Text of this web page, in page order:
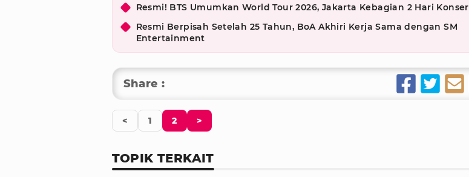
Resmi! BTS Umumkan World Tour 2026, Jakarta Kebagian 2 Hari Konser
Resmi Berpisah Setelah 25 Tahun, BoA Akhiri Kerja Sama dengan SM
Entertainment
Share :
< 1 2 >
TOPIK TERKAIT